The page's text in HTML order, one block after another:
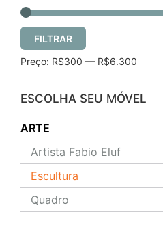
FILTRAR
Preço: R$300 — R$6.300
ESCOLHA SEU MÓVEL
ARTE
Artista Fabio Eluf
Escultura
Quadro